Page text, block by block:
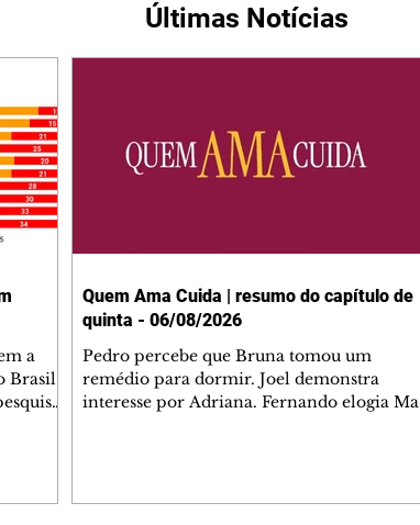
Últimas Notícias
a
Brasil,
Quem Ama Cuida | resumo do capítulo de
quinta - 06/08/2026
Pedro percebe que Bruna tomou um
remédio para dormir. Joel demonstra
interesse por Adriana. Fernando elogia Mau